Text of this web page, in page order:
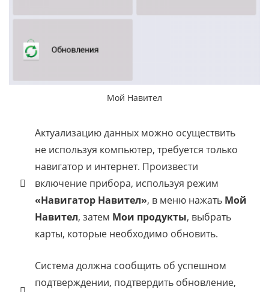
Мой Навител
Актуализацию данных можно осуществить
не используя компьютер, требуется только
навигатор и интернет. Произвести
включение прибора, используя режим
«Навигатор Навител», в меню нажать Мой
Навител, затем Мои продукты, выбрать
карты, которые необходимо обновить.
Система должна сообщить об успешном
подтверждении, подтвердить обновление,